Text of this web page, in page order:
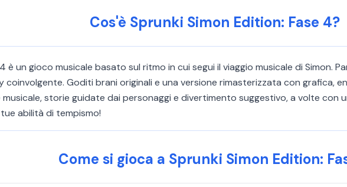
Cos'è Sprunki Simon Edition: Fase 4?
è un gioco musicale basato sul ritmo in cui segui il viaggio musicale di Simon.
Goditi brani originali e una versione rimasterizzata con grafica,
storie guidate dai personaggi e divertimento suggestivo, a volte
abilità di tempismo!
Come si gioca a Sprunki Simon Edition: